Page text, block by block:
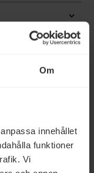
Om
innehållet
funktioner
Vi